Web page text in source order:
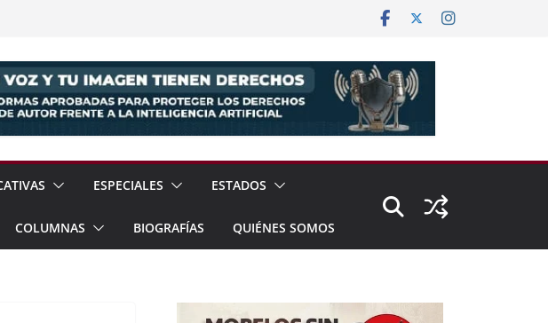
ESPECIALES ESTADOS
COLUMNAS BIOGRAFÍAS QUIÉNES SOMOS